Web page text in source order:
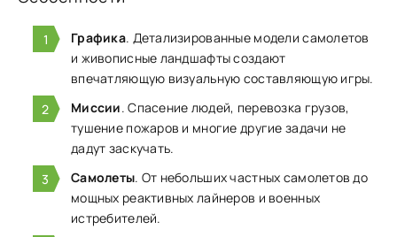
Графика. Детализированные модели самолетов
и живописные ландшафты создают
впечатляющую визуальную составляющую игры.
Миссии. Спасение людей, перевозка грузов,
тушение пожаров и многие другие задачи не
дадут заскучать.
Самолеты. От небольших частных самолетов до
мощных реактивных лайнеров и военных
истребителей.